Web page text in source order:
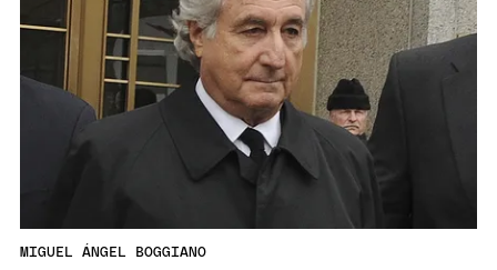
MIGUEL ÁNGEL BOGGIANO